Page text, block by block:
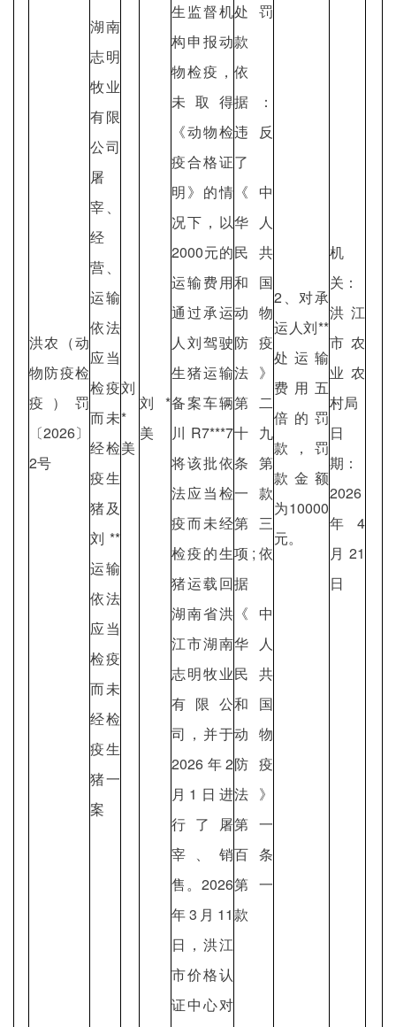
洪农（动
物防疫检
疫）罚
〔2026〕
2号
湖南
志明
牧业
有限
公司
屠
宰、
经
营、
运输
依法
应当
检疫
而未
经检
疫生
猪及
刘**
运输
依法
应当
检疫
而未
经检
疫生
猪一
案
刘
*
美
刘*
美
生监督机
构申报动
物检疫，
未取得
《动物检
疫合格证
明》的情
况下，以
2000元的
运输费用
通过承运
人刘驾驶
生猪运输
备案车辆
川R7***7
将该批依
法应当检
疫而未经
检疫的生
猪运载回
湖南省洪
江市湖南
志明牧业
有限公
司，并于
2026年2
月1日进
行了屠
宰、销
售。2026
年3月11
日，洪江
市价格认
证中心对
处罚
款
依
据：
违反
了
《中
华人
民共
和国
动物
防疫
法》
第二
十九
条第
一款
第三
项;依
据
《中
华人
民共
和国
动物
防疫
法》
第一
百条
第一
款
2、对承
运人刘**
处运输
费用五
倍的罚
款，罚
款金额
为10000
元。
机
关：
洪江
市农
业农
村局
日
期：
2026
年4
月21
日